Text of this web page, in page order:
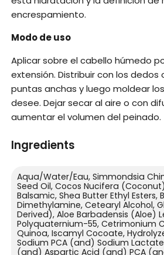
encrespamiento.
Modo de uso
Aplicar sobre el cabello húmedo
extensión. Distribuir con los dedos
puntas anchas y luego moldear
desee. Dejar secar al aire o con
aumentar el volumen del peinado.
Ingredients
Aqua/Water/Eau, Simmondsia
Seed Oil, Cocos Nucifera
Balsamic, Shea Butter Ethyl
Dimethylamine, Cetearyl Alcohol,
Derived), Aloe Barbadensis (Aloe)
Polyquaternium-55, Cetrimonium
Quinoa, Iscamyl Cocoate,
Sodium PCA (and) Sodium
(and) Aspartic Acid (and) PCA